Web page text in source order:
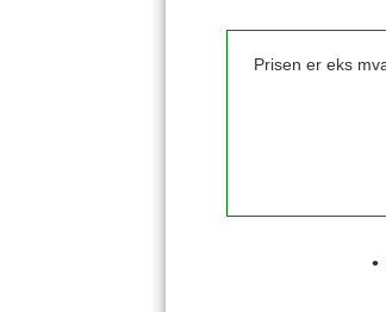
Prisen er eks